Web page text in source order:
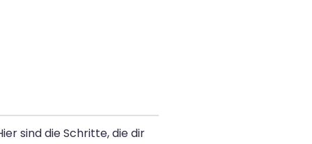
sind die Schritte, die dir